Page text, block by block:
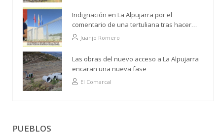
Indignación en La Alpujarra por el
comentario de una tertuliana tras hacer
alusión al analfabetismo con la comarca
Juanjo Romero
Las obras del nuevo acceso a La Alpujarra
encaran una nueva fase
El Comarcal
PUEBLOS